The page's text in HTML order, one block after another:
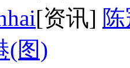
[资讯]
(图)